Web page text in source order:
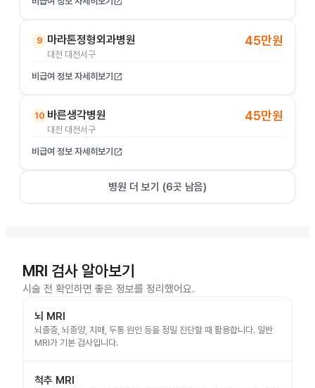
9 마라톤정형외과병원
대전 대전서구
45만원
비급여 정보 자세히보기 open_in_new
10 바른생각병원
대전 대전서구
45만원
비급여 정보 자세히보기 open_in_new
병원 더 보기 (6곳 남음)
MRI 검사 알아보기
시술 전 확인하면 좋은 정보를 정리했어요.
뇌 MRI
뇌졸중, 뇌종양, 치매, 두통 원인 등을 정밀 진단할 때 활용합니다. 일반
MRI가 기본 검사입니다.
척추 MRI